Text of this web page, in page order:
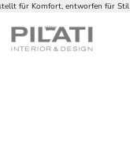
für Komfort, entworfen für Stil
PILATI